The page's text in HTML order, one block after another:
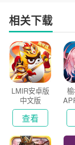
相关下载
LMIR安卓版
中文版
查看